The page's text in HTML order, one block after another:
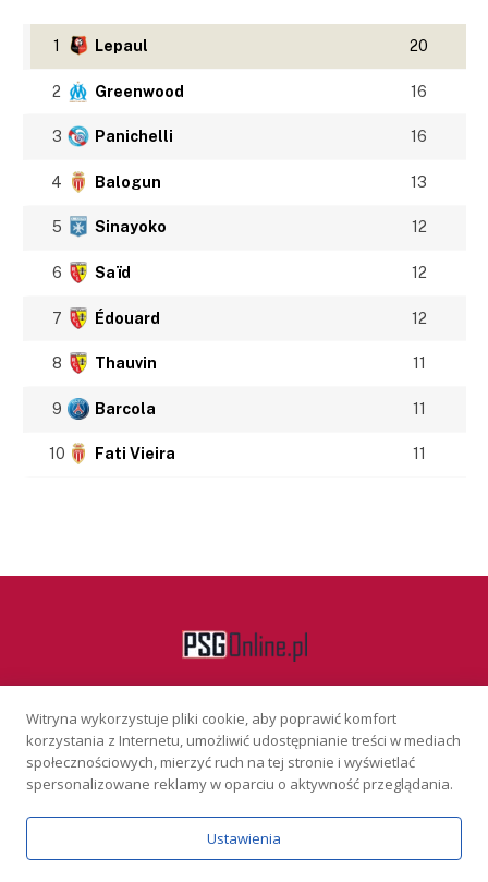
1 Lepaul 20
2 Greenwood 16
3 Panichelli 16
4 Balogun 13
5 Sinayoko 12
6 Saïd 12
7 Édouard 12
8 Thauvin 11
9 Barcola 11
10 Fati Vieira 11
Facebook
KONTAKT REKLAMA POLITYKA PRYWATNOŚCI
Serwis wyłącznie dla osób powyżej 18 lat. Hazard może uzależniać.
Graj odpowiedzialnie.Szczegóły
Witryna wykorzystuje pliki cookie, aby poprawić komfort
korzystania z Internetu, umożliwić udostępnianie treści w mediach
społecznościowych, mierzyć ruch na tej stronie i wyświetlać
spersonalizowane reklamy w oparciu o aktywność przeglądania.
Ustawienia